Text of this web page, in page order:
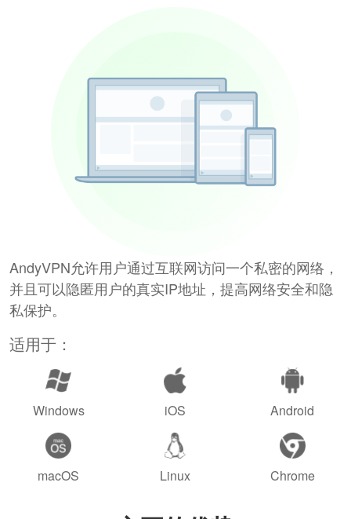
AndyVPN允许用户通过互联网访问一个私密的网络，
并且可以隐匿用户的真实IP地址，提高网络安全和隐
私保护。
适用于：
Windows iOS Android
macOS Linux Chrome